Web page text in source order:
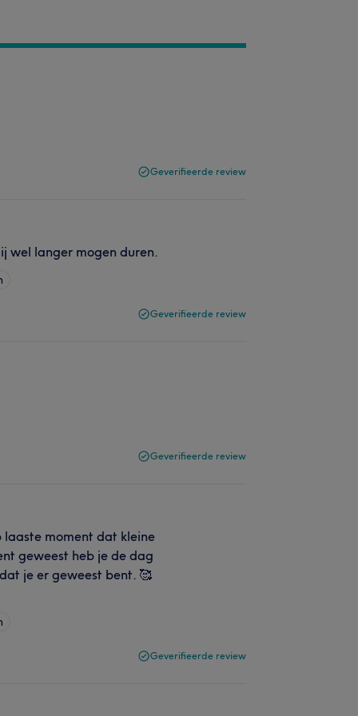
Geverifieerde review
wel langer mogen duren.
Geverifieerde review
Geverifieerde review
laaste moment dat kleine
geweest heb je de dag
je er geweest bent. 🥰
Geverifieerde review